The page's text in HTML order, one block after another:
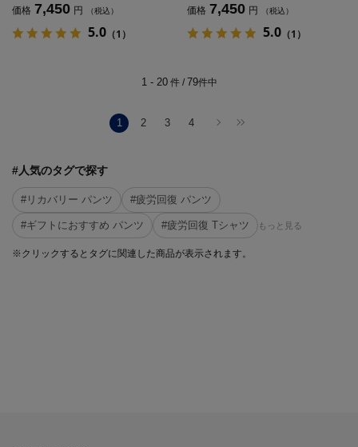
価格 7,450 円 （税込）
5.0 （1）
価格 7,450 円 （税込）
5.0 （1）
1 - 20件 / 79件中
1 2 3 4
#人気のタグで探す
#リカバリー パンツ #疲労回復 パンツ
#ギフトにおすすめ パンツ #疲労回復 Tシャツ もっと見る
※クリックするとタグに関連した商品が表示されます。